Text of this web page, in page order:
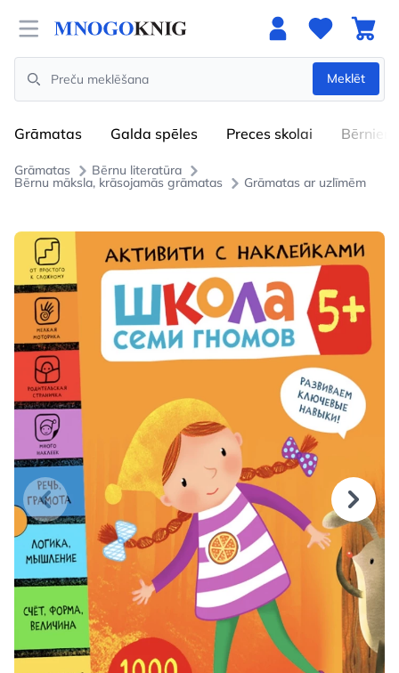
Open menu
Search
Meklēt
Grāmatas Galda spēles Preces skolai Bērniem
Grāmatas Bērnu literatūra
Bērnu māksla, krāsojamās grāmatas Grāmatas ar uzlīmēm